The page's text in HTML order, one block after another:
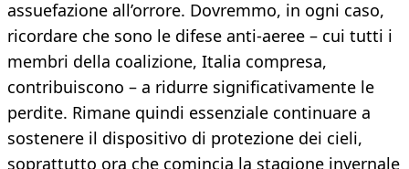
assuefazione all’orrore. Dovremmo, in ogni caso,
ricordare che sono le difese anti-aeree – cui tutti i
membri della coalizione, Italia compresa,
contribuiscono – a ridurre significativamente le
perdite. Rimane quindi essenziale continuare a
sostenere il dispositivo di protezione dei cieli,
soprattutto ora che comincia la stagione invernale